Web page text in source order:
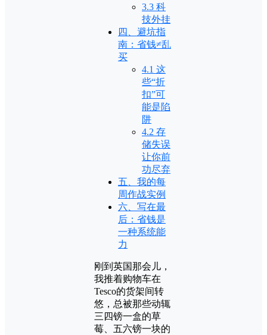
3.3 科
技外挂
四、避坑指
南：省钱≠乱
买
4.1 这
些“折
扣”可
能是陷
阱
4.2 存
储失误
让你前
功尽弃
五、我的每
周作战实例
六、写在最
后：省钱是
一种系统能
力
刚到英国那会儿，
我推着购物车在
Tesco的货架间转
悠，总被那些动辄
三四镑一盒的草
莓、五六镑一块的